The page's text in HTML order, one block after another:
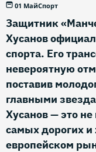
01 МайСпорт
Защитник
Хусанов
спорта. Его
невероятную
поставив
главными
Хусанов — это не
самых дорогих
европейском